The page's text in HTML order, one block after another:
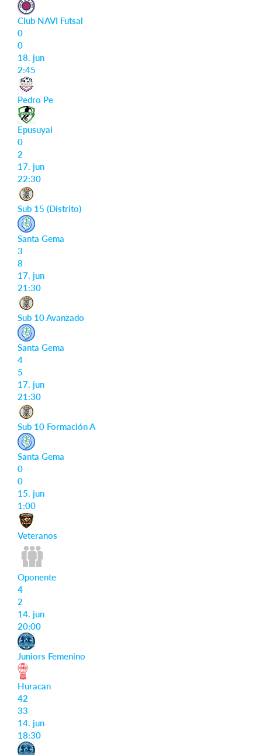
Club NAVI Futsal
0
0
18. jun
2:45
Pedro Pe
Epusuyai
0
2
17. jun
22:30
Sub 15 (Distrito)
Santa Gema
3
8
17. jun
21:30
Sub 10 Avanzado
Santa Gema
4
5
17. jun
21:30
Sub 10 Formación A
Santa Gema
0
0
15. jun
1:00
Veteranos
Oponente
4
2
14. jun
20:00
Juniors Femenino
Huracan
42
33
14. jun
18:30